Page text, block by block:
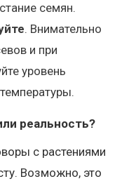
семян.
. Внимательно
и при
уровень
реальность?
с растениями
Возможно, это